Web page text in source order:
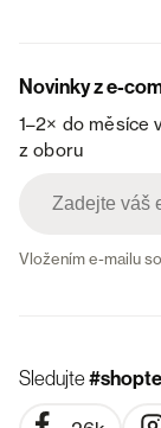
Novinky z e-
1–2× do měsíce
z oboru
Vložením e-mailu
Sledujte